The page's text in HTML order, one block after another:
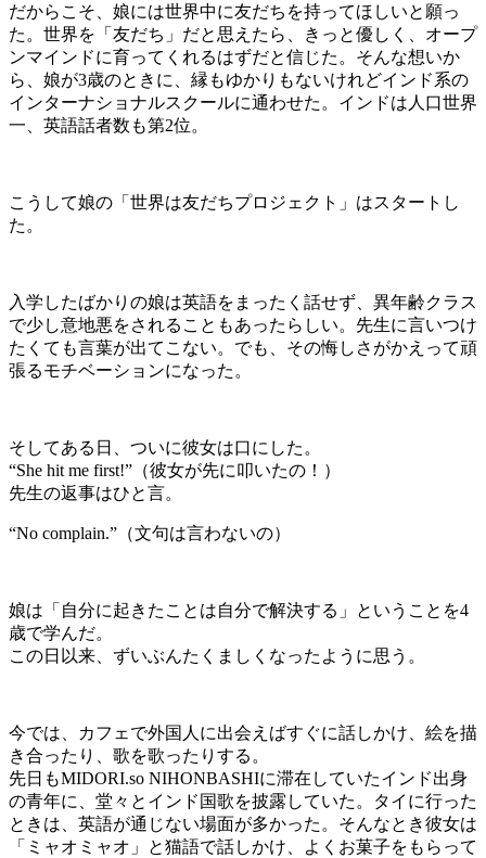
だからこそ、娘には世界中に友だちを持ってほしいと願っ
た。世界を「友だち」だと思えたら、きっと優しく、オープ
ンマインドに育ってくれるはずだと信じた。そんな想いか
ら、娘が3歳のときに、縁もゆかりもないけれどインド系の
インターナショナルスクールに通わせた。インドは人口世界
一、英語話者数も第2位。
こうして娘の「世界は友だちプロジェクト」はスタートし
た。
入学したばかりの娘は英語をまったく話せず、異年齢クラス
で少し意地悪をされることもあったらしい。先生に言いつけ
たくても言葉が出てこない。でも、その悔しさがかえって頑
張るモチベーションになった。
そしてある日、ついに彼女は口にした。
“She hit me first!” （彼女が先に叩いたの！）
先生の返事はひと言。
“No complain.” （文句は言わないの）
娘は「自分に起きたことは自分で解決する」ということを4
歳で学んだ。
この日以来、ずいぶんたくましくなったように思う。
今では、カフェで外国人に出会えばすぐに話しかけ、絵を描
き合ったり、歌を歌ったりする。
先日もMIDORI.so NIHONBASHIに滞在していたインド出身
の青年に、堂々とインド国歌を披露していた。タイに行った
ときは、英語が通じない場面が多かった。そんなとき彼女は
「ミャオミャオ」と猫語で話しかけ、よくお菓子をもらって